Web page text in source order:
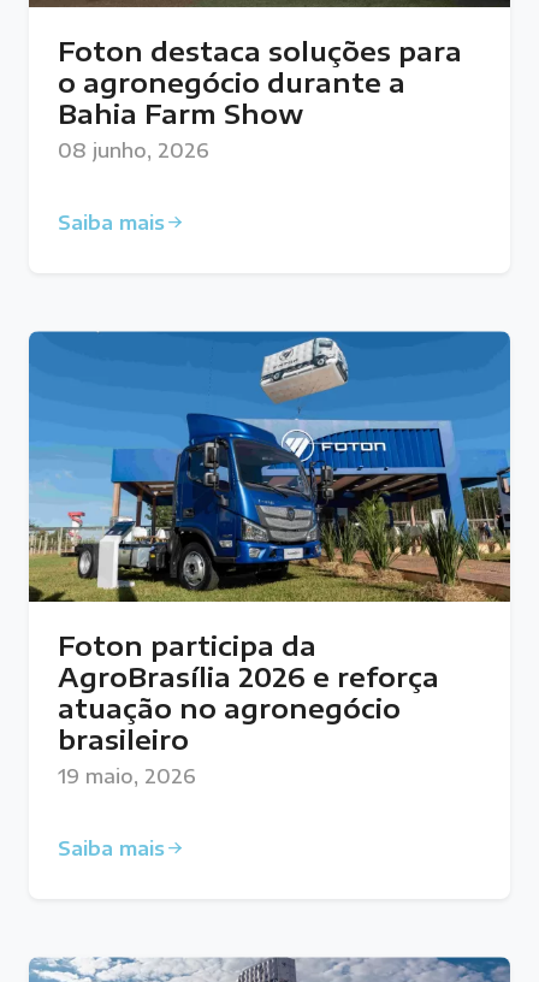
Foton destaca soluções para
o agronegócio durante a
Bahia Farm Show
08 junho, 2026
Saiba mais
Foton participa da
AgroBrasília 2026 e reforça
atuação no agronegócio
brasileiro
19 maio, 2026
Saiba mais